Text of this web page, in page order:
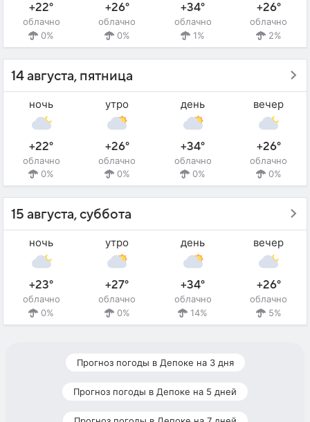
+22°
облачно
0%
+26°
облачно
0%
+34°
облачно
1%
+26°
облачно
2%
14 августа, пятница
ночь
+22°
облачно
0%
утро
+26°
облачно
0%
день
+34°
облачно
0%
вечер
+26°
облачно
0%
15 августа, суббота
ночь
+23°
облачно
0%
утро
+27°
облачно
0%
день
+34°
облачно
14%
вечер
+26°
облачно
5%
Прогноз погоды в Депоке на 3 дня
Прогноз погоды в Депоке на 5 дней